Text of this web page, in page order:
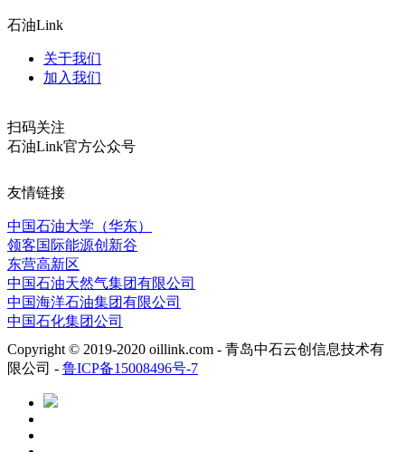
石油Link
关于我们
加入我们
扫码关注
石油Link官方公众号
友情链接
中国石油大学（华东）
领客国际能源创新谷
东营高新区
中国石油天然气集团有限公司
中国海洋石油集团有限公司
中国石化集团公司
Copyright © 2019-2020 oillink.com - 青岛中石云创信息技术有
限公司 - 鲁ICP备15008496号-7